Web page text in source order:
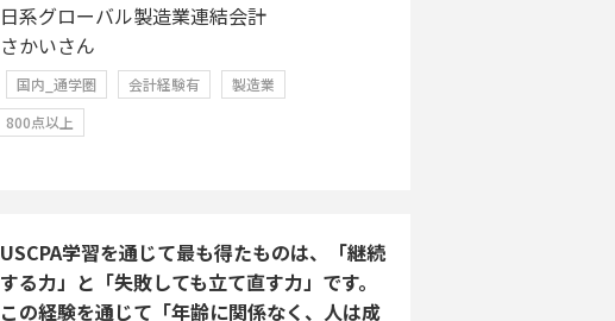
日系グローバル製造業連結会計
さかいさん
国内_通学圏 会計経験有
製造業
800点以上
USCPA学習を通じて最も得たものは、「継続
する力」と「失敗しても立て直す力」です。
この経験を通じて「年齢に関係なく、人は成